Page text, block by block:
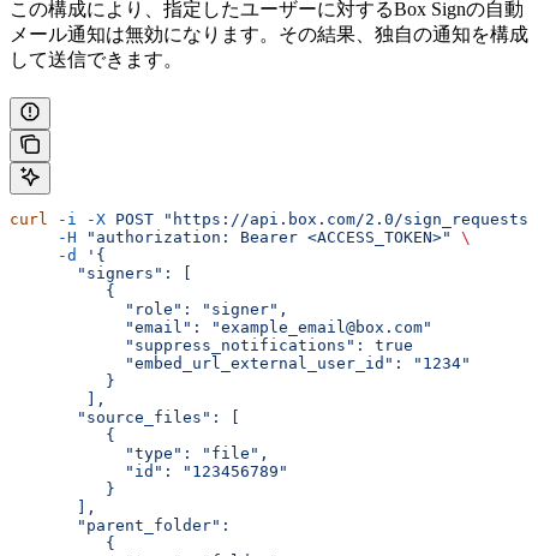
この構成により、指定したユーザーに対するBox Signの自動
メール通知は無効になります。その結果、独自の通知を構成
して送信できます。
curl -i -X POST "https://api.box.com/2.0/sign_requests"
     -H
"authorization: Bearer <ACCESS_TOKEN>"
\
     -d
'{
       "signers": [
          {
            "role": "signer",
            "email": "example_email@box.com"
            "suppress_notifications": true
            "embed_url_external_user_id": "1234"
          }
        ],
       "source_files": [
          {
            "type": "file",
            "id": "123456789"
          }
       ],
       "parent_folder":
          {